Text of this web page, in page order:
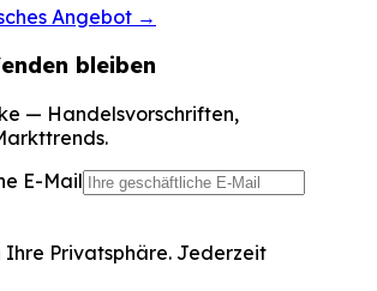
Angebot →
bleiben
— Handelsvorschriften,
E-Mail
Ihre Privatsphäre. Jederzeit